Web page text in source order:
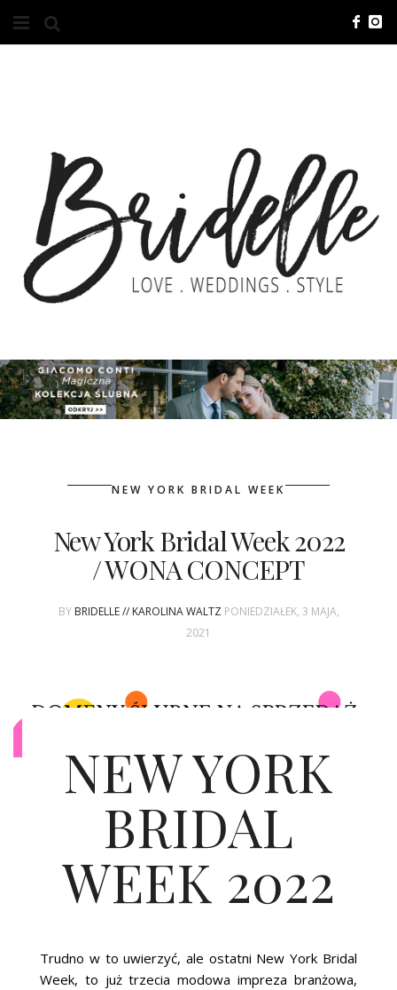
O NAS
KONTAKT
REKLAMA
ADVERTISING
ZGŁOSZENIA
KONKURSY
{HOT SEXY BEST}
BRI GROUP
ARCHIWUM
NEW YORK BRIDAL WEEK
New York Bridal Week 2022
/ WONA CONCEPT
BY BRIDELLE // KAROLINA WALTZ PONIEDZIAŁEK, 3 MAJA,
2021
NEW YORK
BRIDAL
WEEK 2022
Trudno w to uwierzyć, ale ostatni New York Bridal
Week, to już trzecia modowa impreza branżowa,